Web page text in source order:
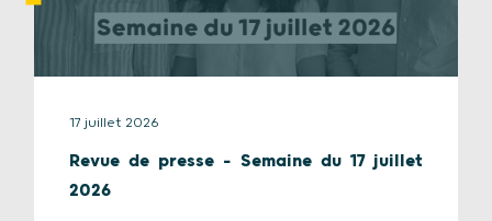
17 juillet 2026
Revue de presse – Semaine du 17 juillet
2026